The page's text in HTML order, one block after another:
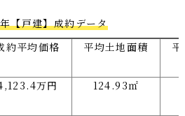
【戸建】成約データ
約平均価格 平均土地面積
万円 124.93㎡